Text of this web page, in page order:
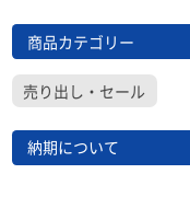
商品カテゴリー
売り出し・セール
納期について